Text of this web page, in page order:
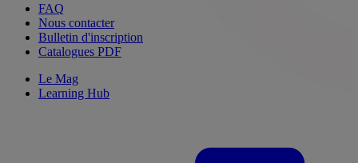
FAQ
Nous contacter
Bulletin d'inscription
Catalogues PDF
Le Mag
Learning Hub